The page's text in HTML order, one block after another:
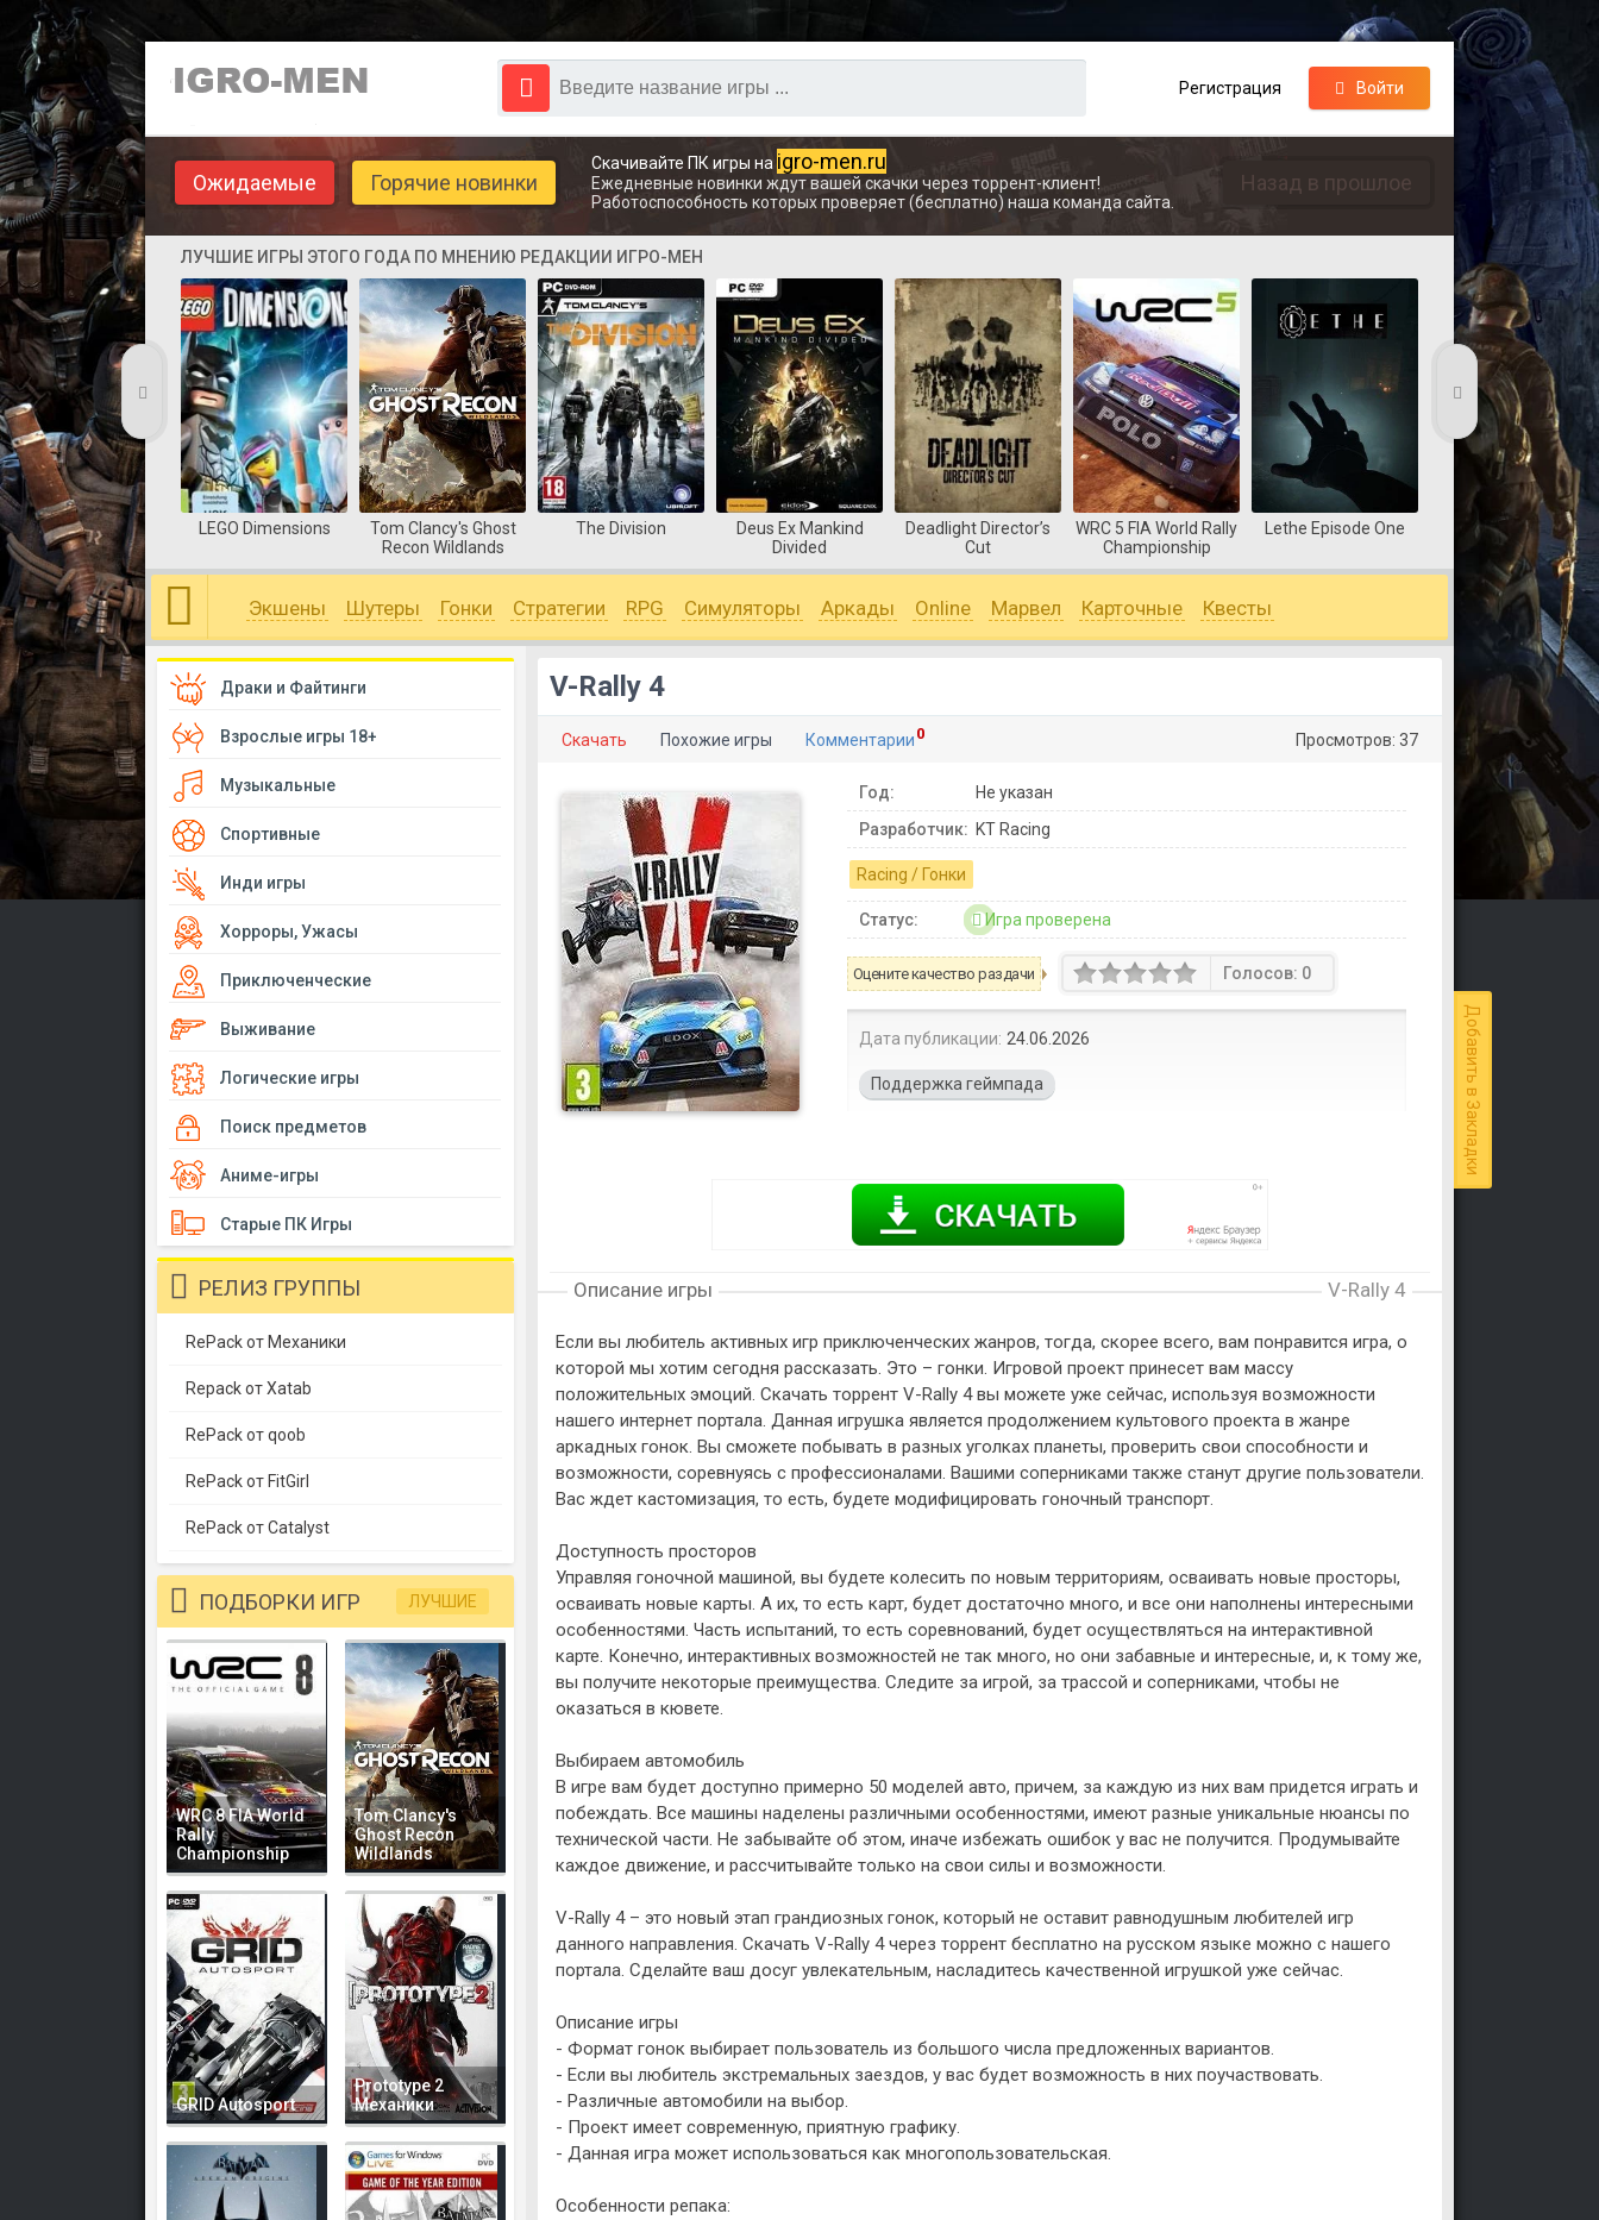
Регистрация Войти
Ожидаемые Горячие новинки Назад в прошлое
Скачивайте ПК игры на igro-men.ru
Ежедневные новинки ждут вашей скачки через торрент-клиент!
Работоспособность которых проверяет (бесплатно) наша команда сайта.
ЛУЧШИЕ ИГРЫ ЭТОГО ГОДА ПО МНЕНИЮ РЕДАКЦИИ ИГРО-МЕН
LEGO Dimensions
Tom Clancy's Ghost
Recon Wildlands
The Division
Deus Ex Mankind
Divided
Deadlight Director’s
Cut
WRC 5 FIA World Rally
Championship
Lethe Episode One Coast Guard
Экшены Шутеры Гонки Стратегии RPG Симуляторы Аркады Online Марвел Карточные Квесты
Добавить в Закладки
V-Rally 4
Скачать Похожие игры Комментарии 0 Просмотров: 37
Год:
Не указан
Разработчик: KT Racing
Racing / Гонки
Статус: Игра проверена
Оцените качество раздачи Голосов: 0
Дата публикации: 24.06.2026
Поддержка геймпада
Описание игры V-Rally 4
Если вы любитель активных игр приключенческих жанров, тогда, скорее всего, вам понравится игра, о
которой мы хотим сегодня рассказать. Это – гонки. Игровой проект принесет вам массу
положительных эмоций. Скачать торрент V-Rally 4 вы можете уже сейчас, используя возможности
нашего интернет портала. Данная игрушка является продолжением культового проекта в жанре
аркадных гонок. Вы сможете побывать в разных уголках планеты, проверить свои способности и
возможности, соревнуясь с профессионалами. Вашими соперниками также станут другие пользователи.
Вас ждет кастомизация, то есть, будете модифицировать гоночный транспорт.
Доступность просторов
Управляя гоночной машиной, вы будете колесить по новым территориям, осваивать новые просторы,
осваивать новые карты. А их, то есть карт, будет достаточно много, и все они наполнены интересными
особенностями. Часть испытаний, то есть соревнований, будет осуществляться на интерактивной
карте. Конечно, интерактивных возможностей не так много, но они забавные и интересные, и, к тому же,
вы получите некоторые преимущества. Следите за игрой, за трассой и соперниками, чтобы не
оказаться в кювете.
Выбираем автомобиль
В игре вам будет доступно примерно 50 моделей авто, причем, за каждую из них вам придется играть и
побеждать. Все машины наделены различными особенностями, имеют разные уникальные нюансы по
технической части. Не забывайте об этом, иначе избежать ошибок у вас не получится. Продумывайте
каждое движение, и рассчитывайте только на свои силы и возможности.
V-Rally 4 – это новый этап грандиозных гонок, который не оставит равнодушным любителей игр
данного направления. Скачать V-Rally 4 через торрент бесплатно на русском языке можно с нашего
портала. Сделайте ваш досуг увлекательным, насладитесь качественной игрушкой уже сейчас.
Описание игры
- Формат гонок выбирает пользователь из большого числа предложенных вариантов.
- Если вы любитель экстремальных заездов, у вас будет возможность в них поучаствовать.
- Различные автомобили на выбор.
- Проект имеет современную, приятную графику.
- Данная игра может использоваться как многопользовательская.
Особенности репака:
Драки и Файтинги
Взрослые игры 18+
Музыкальные
Спортивные
Инди игры
Хорроры, Ужасы
Приключенческие
Выживание
Логические игры
Поиск предметов
Аниме-игры
Старые ПК Игры
РЕЛИЗ ГРУППЫ
RePack от Механики
Repack от Xatab
RePack от qoob
RePack от FitGirl
RePack от Catalyst
ПОДБОРКИ ИГР ЛУЧШИЕ
WRC 8 FIA World
Rally
Championship
Tom Clancy's
Ghost Recon
Wildlands
GRID Autosport
Prototype 2
Механики